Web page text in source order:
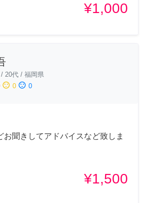
¥1,000
/ 20代 / 福岡県
sentiment_neutral 0 sentiment_dissatisfied 0
お聞きしてアドバイスなど致しま
¥1,500